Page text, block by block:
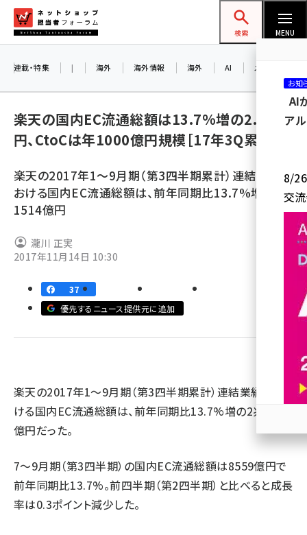
ン
ネットショップ担当者フォーラム
検索 MENU
yahoo (1907)
楽天 (1874)
アスクル (1122)
base (1083)
ビィ・フォアード (778)
連載・特集 | 海外 海外情報 海外 AI メタバース
楽天の国内EC流通総額は13.7%増の2.1兆
円、CtoCは年1000億円規模［17年3Q累計］
楽天の2017年1～9月期（第3四半期累計）連結業績に
おける国内EC流通総額は、前年同期比13.7%増の2兆
1514億円
瀧川 正実
2017年11月14日 10:30
37
優先するニュース提供元に追加
楽天の2017年1～9月期（第3四半期累計）連結業績にお
ける国内EC流通総額は、前年同期比13.7%増の2兆1514
億円だった。
7～9月期（第3四半期）の国内EC流通総額は8559億円で
前年同期比13.7%。前四半期（第2四半期）と比べると成長
率は0.3ポイント減少した。
お知
AI
ア
8/26
交
参